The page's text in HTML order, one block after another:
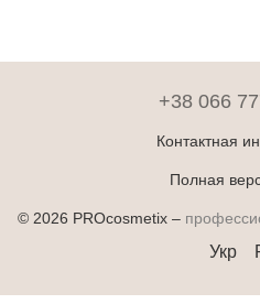
+38 066
Контактная
Полная
© 2026 PROcosmetix –
Укр